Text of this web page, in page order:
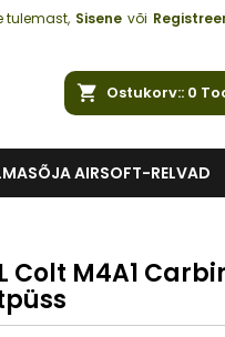
tulemast, Sisene või
Ostukorv: 0
AIRSOFT-RELVAD
Colt M4A1